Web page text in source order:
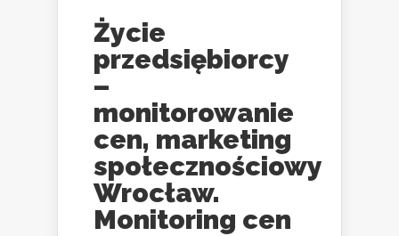
Życie
przedsiębiorcy
–
monitorowanie
cen, marketing
społecznościowy
Wrocław.
Monitoring cen